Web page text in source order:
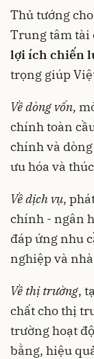
Thủ tướng
Trung tâm tài
lợi ích chiến
trọng giúp
Về dòng vốn,
chính toàn
chính và
ưu hóa và
Về dịch vụ,
chính - ngân
đáp ứng nhu
nghiệp và
Về thị trường,
chất cho thị
trường hoạt
bằng, hiệu